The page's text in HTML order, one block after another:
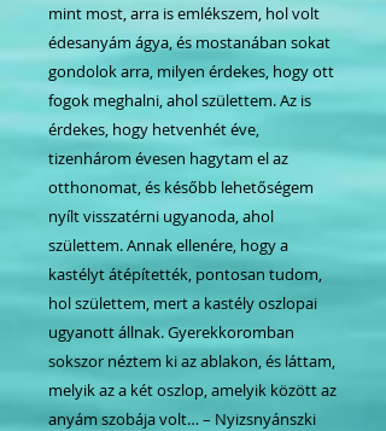
mint most, arra is emlékszem, hol volt
édesanyám ágya, és mostanában sokat
gondolok arra, milyen érdekes, hogy ott
fogok meghalni, ahol születtem. Az is
érdekes, hogy hetvenhét éve,
tizenhárom évesen hagytam el az
otthonomat, és később lehetőségem
nyílt visszatérni ugyanoda, ahol
születtem. Annak ellenére, hogy a
kastélyt átépítették, pontosan tudom,
hol születtem, mert a kastély oszlopai
ugyanott állnak. Gyerekkoromban
sokszor néztem ki az ablakon, és láttam,
melyik az a két oszlop, amelyik között az
anyám szobája volt… – Nyizsnyánszki